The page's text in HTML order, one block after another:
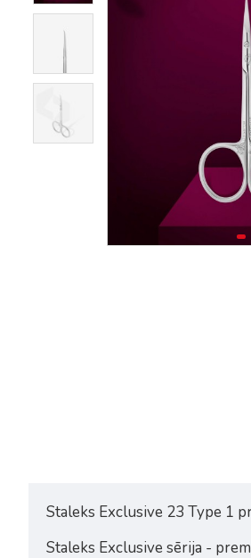
Staleks Exclusive 23 Type 1
Staleks Exclusive sērija -